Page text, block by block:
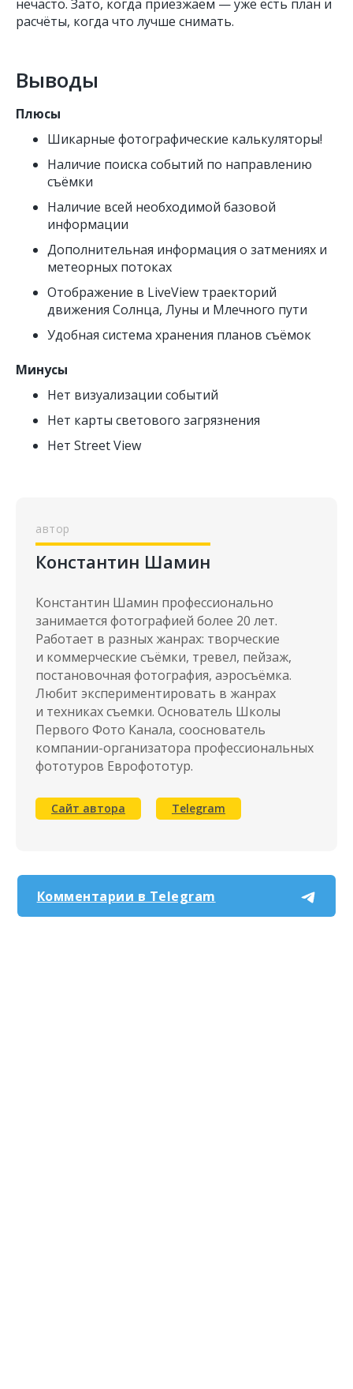
нечасто. Зато, когда приезжаем — уже есть план и
расчёты, когда что лучше снимать.
Выводы
Плюсы
Шикарные фотографические калькуляторы!
Наличие поиска событий по направлению
съёмки
Наличие всей необходимой базовой
информации
Дополнительная информация о затмениях и
метеорных потоках
Отображение в LiveView траекторий
движения Солнца, Луны и Млечного пути
Удобная система хранения планов съёмок
Минусы
Нет визуализации событий
Нет карты светового загрязнения
Нет Street View
Константин Шамин
Константин Шамин профессионально
занимается фотографией более 20 лет.
Работает в разных жанрах: творческие
и коммерческие съёмки, тревел, пейзаж,
постановочная фотография, аэросъёмка.
Любит экспериментировать в жанрах
и техниках съемки. Основатель Школы
Первого Фото Канала, сооснователь
компании-организатора профессиональных
фототуров Еврофототур.
Cайт автора Telegram
Комментарии в Telegram